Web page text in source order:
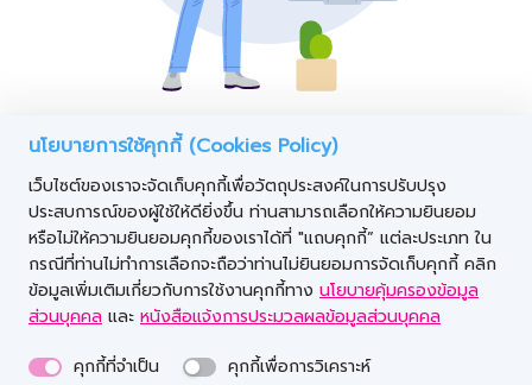
นโยบายการใช้คุกกี้ (Cookies Policy)
เว็บไซต์ของเราจะจัดเก็บคุกกี้เพื่อวัตถุประสงค์ในการปรับปรุง
ประสบการณ์ของผู้ใช้ให้ดียิ่งขึ้น ท่านสามารถเลือกให้ความยินยอม
หรือไม่ให้ความยินยอมคุกกี้ของเราได้ที่ "แถบคุกกี้” แต่ละประเภท ใน
กรณีที่ท่านไม่ทำการเลือกจะถือว่าท่านไม่ยินยอมการจัดเก็บคุกกี้ คลิก
ข้อมูลเพิ่มเติมเกี่ยวกับการใช้งานคุกกี้ทาง นโยบายคุ้มครองข้อมูล
ส่วนบุคคล และ หนังสือแจ้งการประมวลผลข้อมูลส่วนบุคคล
คุกกี้ที่จำเป็น
คุกกี้เพื่อการวิเคราะห์
ไม่พบข้อมูล
อาจเกิดจากความผิดพลาดของการแสดงข้อมูลของ ทรัพย์สินรอ
การขาย